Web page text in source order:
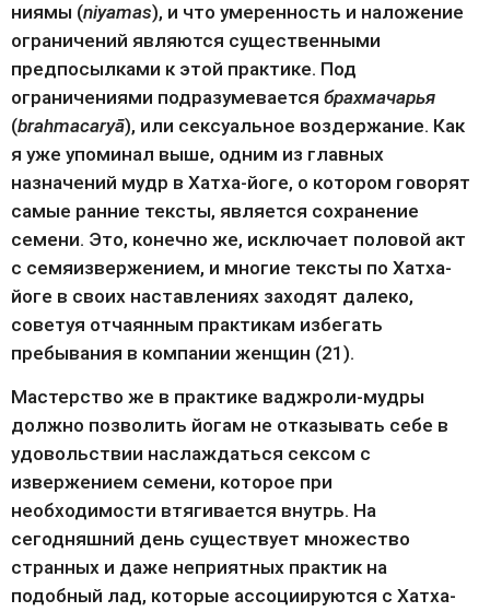
ниямы (niyamas), и что умеренность и наложение
ограничений являются существенными
предпосылками к этой практике. Под
ограничениями подразумевается брахмачарья
(brahmacaryā), или сексуальное воздержание. Как
я уже упоминал выше, одним из главных
назначений мудр в Хатха-йоге, о котором говорят
самые ранние тексты, является сохранение
семени. Это, конечно же, исключает половой акт
с семяизвержением, и многие тексты по Хатха-
йоге в своих наставлениях заходят далеко,
советуя отчаянным практикам избегать
пребывания в компании женщин (21).
Мастерство же в практике ваджроли-мудры
должно позволить йогам не отказывать себе в
удовольствии наслаждаться сексом с
извержением семени, которое при
необходимости втягивается внутрь. На
сегодняшний день существует множество
странных и даже неприятных практик на
подобный лад, которые ассоциируются с Хатха-